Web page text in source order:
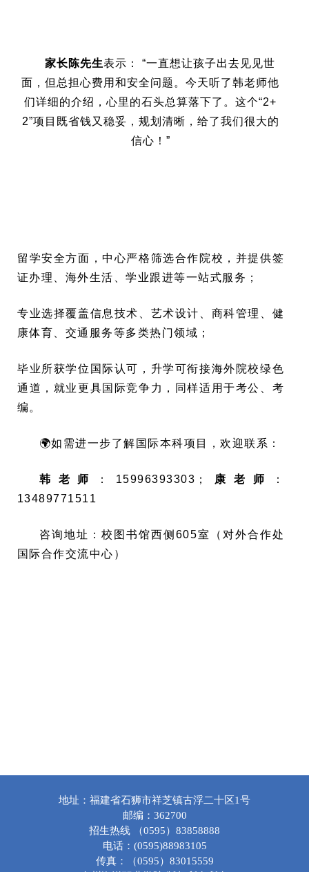
家长陈先生表示： “一直想让孩子出去见见世
面，但总担心费用和安全问题。今天听了韩老师他
们详细的介绍，心里的石头总算落下了。这个“2+
2”项目既省钱又稳妥，规划清晰，给了我们很大的
信心！”
留学安全方面，中心严格筛选合作院校，并提供签
证办理、海外生活、学业跟进等一站式服务；
专业选择覆盖信息技术、艺术设计、商科管理、健
康体育、交通服务等多类热门领域；
毕业所获学位国际认可，升学可衔接海外院校绿色
通道，就业更具国际竞争力，同样适用于考公、考
编。
🌍如需进一步了解国际本科项目，欢迎联系：
韩老师 ：15996393303； 康老师
：
13489771511
咨询地址：校图书馆西侧605室（对外合作处
国际合作交流中心）
地址：福建省石狮市祥芝镇古浮二十区1号
邮编：362700
招生热线 （0595）83858888
电话：(0595)88983105
传真：（0595）83015559